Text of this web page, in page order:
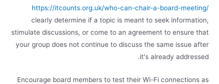
https://itcounts.org.uk/who-can-chair-a-board-meeting/
clearly determine if a topic is meant to seek information,
stimulate discussions, or come to an agreement to ensure that
your group does not continue to discuss the same issue after
it's already addressed.
Encourage board members to test their Wi-Fi connections as